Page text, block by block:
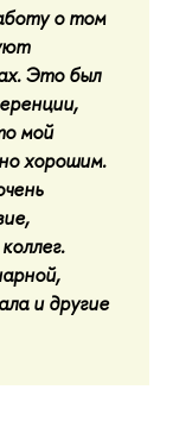
о том
Это был
мой
хорошим.
и другие